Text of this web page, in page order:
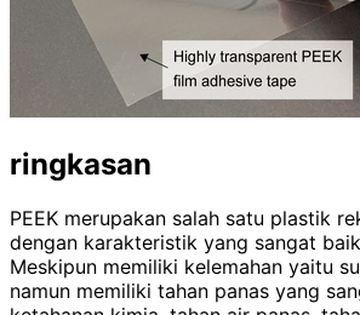
ringkasan
PEEK merupakan salah satu plastik
dengan karakteristik yang sangat
Meskipun memiliki kelemahan yaitu
namun memiliki tahan panas yang